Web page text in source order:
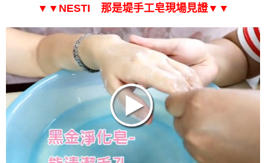
▼ ▼ NESTI 那是堤手工皂現場見證▼ ▼